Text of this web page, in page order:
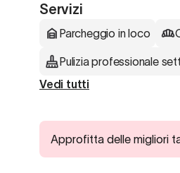
Servizi
Parcheggio in loco
Pulizia professionale
Vedi tutti
Approfitta delle migliori